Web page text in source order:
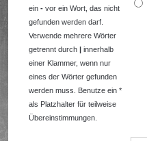
ein- vor ein Wort, das nicht
gefunden werden darf.
Verwende mehrere Wörter
getrennt durch| innerhalb
einer Klammer, wenn nur
eines der Wörter gefunden
werden muss. Benutze ein *
als Platzhalter für teilweise
Übereinstimmungen.